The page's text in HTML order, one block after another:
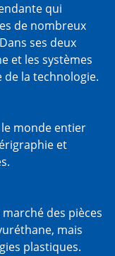
qui
de nombreux
ses deux
et les systèmes
la technologie.
monde entier
et
des pièces
mais
plastiques.